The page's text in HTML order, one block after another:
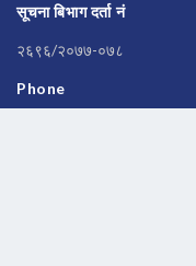
सूचना बिभाग दर्ता नं
२६९६/२०७७-०७८
Phone